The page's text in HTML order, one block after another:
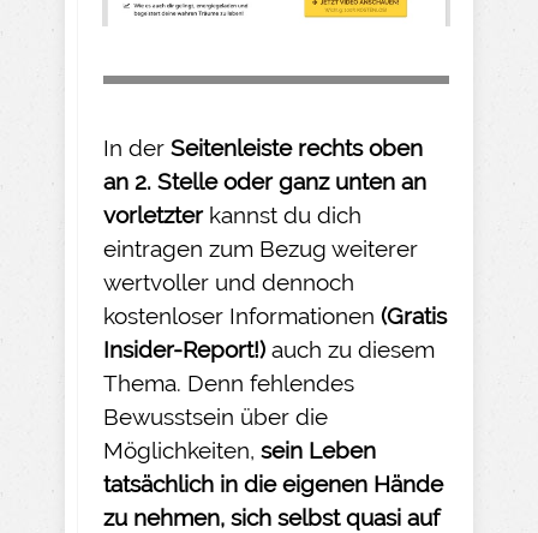
In der Seitenleiste rechts oben
an 2. Stelle oder ganz unten an
vorletzter kannst du dich
eintragen zum Bezug weiterer
wertvoller und dennoch
kostenloser Informationen (Gratis
Insider-Report!) auch zu diesem
Thema. Denn fehlendes
Bewusstsein über die
Möglichkeiten, sein Leben
tatsächlich in die eigenen Hände
zu nehmen, sich selbst quasi auf